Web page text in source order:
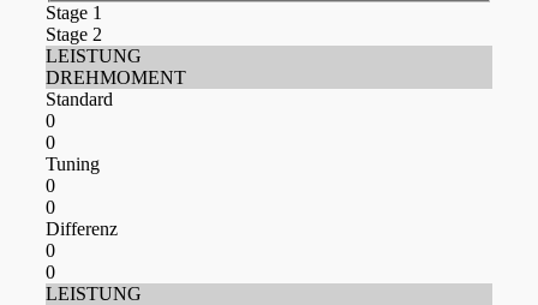
Stage 1
Stage 2
LEISTUNG
DREHMOMENT
Standard
0
0
Tuning
0
0
Differenz
0
0
LEISTUNG